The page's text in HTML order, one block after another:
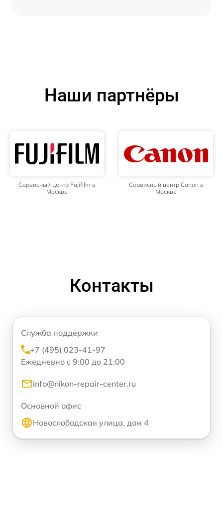
Наши партнёры
Сервисный центр Fujifilm в
Москве
Сервисный центр Canon в
Москве
Контакты
Служба поддержки
+7 (495) 023-41-97
Ежедневно с 9:00 до 21:00
info@nikon-repair-center.ru
Основной офис
Новослободская улица, дом 4